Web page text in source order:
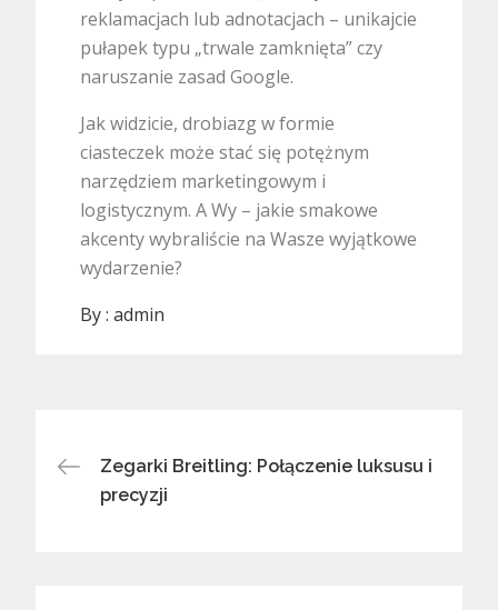
reklamacjach lub adnotacjach – unikajcie
pułapek typu „trwale zamknięta” czy
naruszanie zasad Google.
Jak widzicie, drobiazg w formie
ciasteczek może stać się potężnym
narzędziem marketingowym i
logistycznym. A Wy – jakie smakowe
akcenty wybraliście na Wasze wyjątkowe
wydarzenie?
By :admin
Nawigacja
wpisu
Zegarki Breitling: Połączenie luksusu i
precyzji